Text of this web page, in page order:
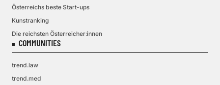
Österreichs beste Start-ups
Kunstranking
Die reichsten Österreicher:innen
COMMUNITIES
trend.law
trend.med